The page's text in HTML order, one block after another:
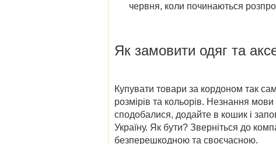
червня, коли починаються
Як замовити одяг та
Купувати товари за кордоном так
розмірів та кольорів. Незнання
сподобалися, додайте в кошик і
Україну. Як бути? Зверніться до
безперешкодною та своєчасною.